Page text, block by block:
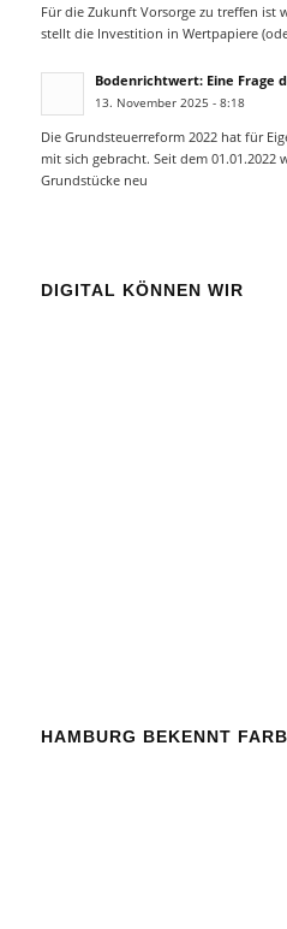
Für die Zukunft Vorsorge zu treffen ist
stellt die Investition in Wertpapiere
Bodenrichtwert: Eine Frage
13. November 2025 - 8:18
Die Grundsteuerreform 2022 hat für
mit sich gebracht. Seit dem 01.01.2022
Grundstücke neu
DIGITAL KÖNNEN WIR
HAMBURG BEKENNT